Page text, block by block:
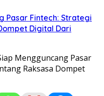
Pasar Fintech: Strategi
Digital Dari
Mengguncang Pasar
Raksasa Dompet